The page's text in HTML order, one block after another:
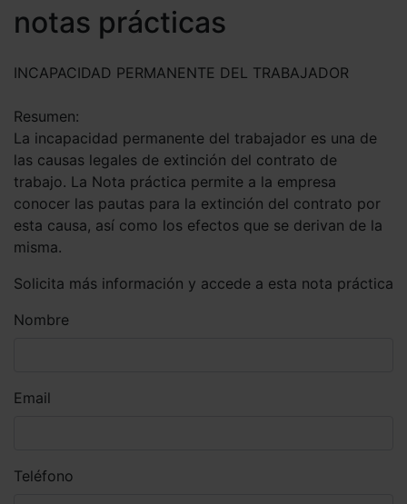
notas prácticas
INCAPACIDAD PERMANENTE DEL TRABAJADOR
Resumen:
La incapacidad permanente del trabajador es una de
las causas legales de extinción del contrato de
trabajo. La Nota práctica permite a la empresa
conocer las pautas para la extinción del contrato por
esta causa, así como los efectos que se derivan de la
misma.
Solicita más información y accede a esta nota práctica
Nombre
Email
Teléfono